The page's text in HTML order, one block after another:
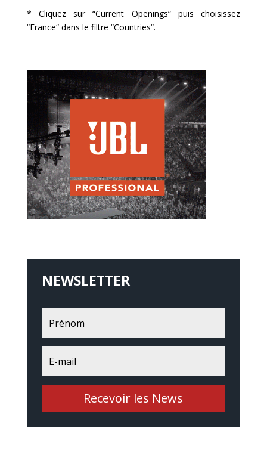
* Cliquez sur “Current Openings“ puis choisissez
“France“ dans le filtre “Countries“.
NEWSLETTER
Recevoir les News